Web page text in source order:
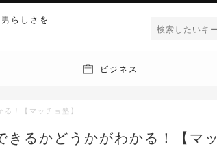
らしさを
ビジネス
！【マッチョ塾】
きるかどうかがわかる！【マッ